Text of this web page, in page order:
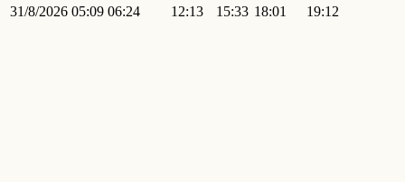
31/8/2026 05:09 06:24 12:13 15:33 18:01 19:12